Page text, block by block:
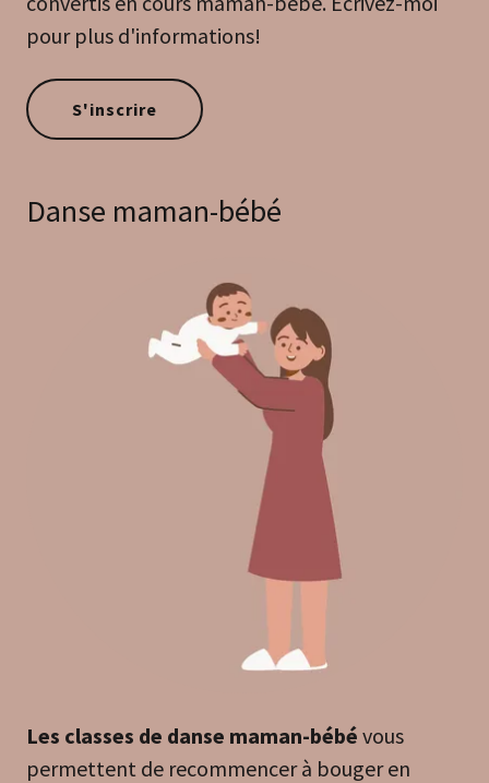
pour plus d'informations!
S'inscrire
Danse maman-bébé
Les classes de danse maman-bébé vous
permettent de recommencer à bouger en